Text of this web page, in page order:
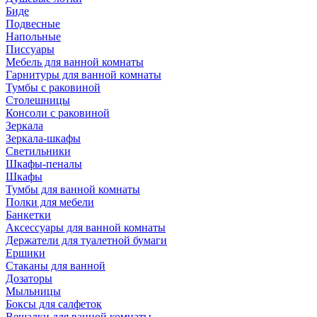
Биде
Подвесные
Напольные
Писсуары
Мебель для ванной комнаты
Гарнитуры для ванной комнаты
Тумбы с раковиной
Столешницы
Консоли с раковиной
Зеркала
Зеркала-шкафы
Светильники
Шкафы-пеналы
Шкафы
Тумбы для ванной комнаты
Полки для мебели
Банкетки
Аксессуары для ванной комнаты
Держатели для туалетной бумаги
Ершики
Стаканы для ванной
Дозаторы
Мыльницы
Боксы для салфеток